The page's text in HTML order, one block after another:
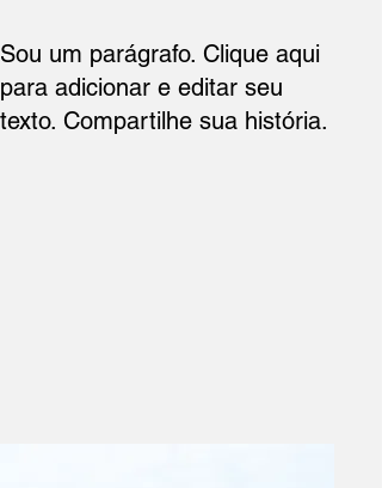
Sou um parágrafo. Clique aqui
para adicionar e editar seu
texto. Compartilhe sua história.